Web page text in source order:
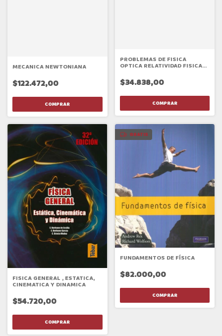
MECANICA NEWTONIANA
$122.472,00
PROBLEMAS DE FISICA
OPTICA RELATIVIDAD FISICA
$34.838,00
FISICA GENERAL , ESTATICA,
CINEMATICA Y DINAMICA
$54.720,00
GRATIS
FUNDAMENTOS DE FÍSICA
$82.000,00